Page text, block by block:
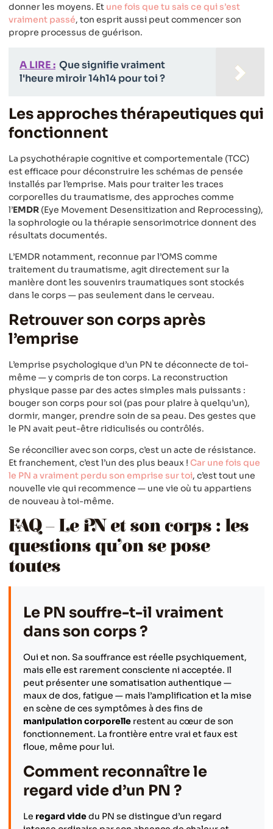
donner les moyens. Et une fois que tu sais ce qui s’est
vraiment passé, ton esprit aussi peut commencer son
propre processus de guérison.
A LIRE : Que signifie vraiment
l'heure miroir 14h14 pour toi ?
Les approches thérapeutiques qui
fonctionnent
La psychothérapie cognitive et comportementale (TCC)
est efficace pour déconstruire les schémas de pensée
installés par l’emprise. Mais pour traiter les traces
corporelles du traumatisme, des approches comme
l’EMDR (Eye Movement Desensitization and Reprocessing),
la sophrologie ou la thérapie sensorimotrice donnent des
résultats documentés.
L’EMDR notamment, reconnue par l’OMS comme
traitement du traumatisme, agit directement sur la
manière dont les souvenirs traumatiques sont stockés
dans le corps — pas seulement dans le cerveau.
Retrouver son corps après
l’emprise
L’emprise psychologique d’un PN te déconnecte de toi-
même — y compris de ton corps. La reconstruction
physique passe par des actes simples mais puissants :
bouger son corps pour soi (pas pour plaire à quelqu’un),
dormir, manger, prendre soin de sa peau. Des gestes que
le PN avait peut-être ridiculisés ou contrôlés.
Se réconcilier avec son corps, c’est un acte de résistance.
Et franchement, c’est l’un des plus beaux ! Car une fois que
le PN a vraiment perdu son emprise sur toi, c’est tout une
nouvelle vie qui recommence — une vie où tu appartiens
de nouveau à toi-même.
FAQ – Le PN et son corps : les
questions qu’on se pose
toutes
Le PN souffre-t-il vraiment
dans son corps ?
Oui et non. Sa souffrance est réelle psychiquement,
mais elle est rarement consciente ni acceptée. Il
peut présenter une somatisation authentique —
maux de dos, fatigue — mais l’amplification et la mise
en scène de ces symptômes à des fins de
manipulation corporelle restent au cœur de son
fonctionnement. La frontière entre vrai et faux est
floue, même pour lui.
Comment reconnaître le
regard vide d’un PN ?
Le regard videdu PN se distingue d’un regard